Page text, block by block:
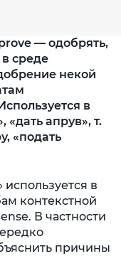
— одобрять,
среде
некой
в
«дать апрув», т.
«подать
в
контекстной
В частности
причины